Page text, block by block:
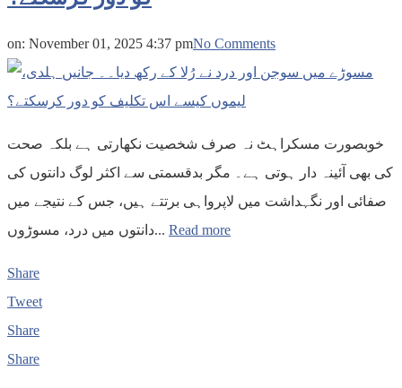
on: November 01, 2025 4:37 pmNo Comments
خوبصورت مسکراہٹ نہ صرف شخصیت نکھارتی ہے بلکہ صحت
کی بھی آئینہ دار ہوتی ہے۔ مگر بدقسمتی سے اکثر لوگ دانتوں کی
صفائی اور نگہداشت میں لاپرواہی برتتے ہیں، جس کے نتیجے میں
دانتوں میں درد، مسوڑوں... Read more
Share
Tweet
Share
Share